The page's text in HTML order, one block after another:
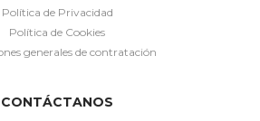
Política de Privacidad
Política de Cookies
generales de contratación
CONTÁCTANOS